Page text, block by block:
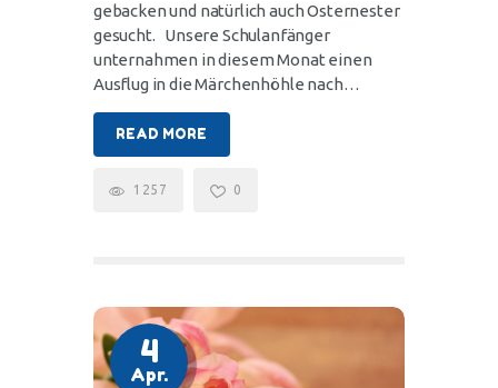
gebacken und natürlich auch Osternester
gesucht. Unsere Schulanfänger
unternahmen in diesem Monat einen
Ausflug in die Märchenhöhle nach…
READ MORE
1257 0
4
Apr.